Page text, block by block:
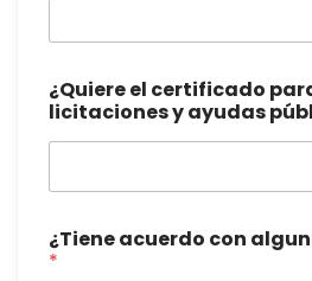
¿Quiere el certificado
licitaciones y ayudas
¿Tiene acuerdo con
*